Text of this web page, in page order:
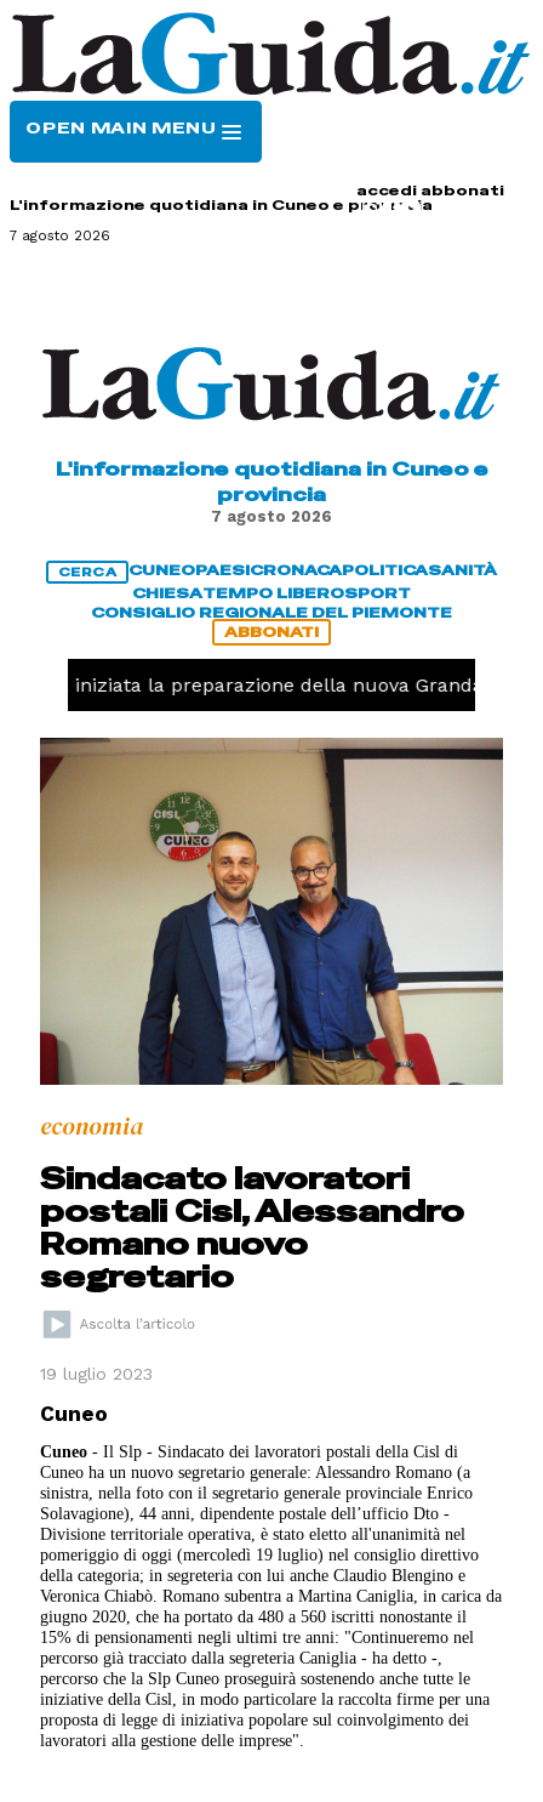
OPEN MAIN MENU
accedi abbonati
L'informazione quotidiana in Cuneo e provincia
7 agosto 2026
L'informazione quotidiana in Cuneo e
provincia
7 agosto 2026
CERCA CUNEOPAESICRONACAPOLITICASANITÀ
CHIESATEMPO LIBEROSPORT
CONSIGLIO REGIONALE DEL PIEMONTE
ABBONATI
iniziata la preparazione della nuova Granda Volley
economia
Sindacato lavoratori
postali Cisl, Alessandro
Romano nuovo
segretario
19 luglio 2023
Cuneo
Cuneo - Il Slp - Sindacato dei lavoratori postali della Cisl di
Cuneo ha un nuovo segretario generale: Alessandro Romano (a
sinistra, nella foto con il segretario generale provinciale Enrico
Solavagione), 44 anni, dipendente postale dell’ufficio Dto -
Divisione territoriale operativa, è stato eletto all'unanimità nel
pomeriggio di oggi (mercoledì 19 luglio) nel consiglio direttivo
della categoria; in segreteria con lui anche Claudio Blengino e
Veronica Chiabò. Romano subentra a Martina Caniglia, in carica da
giugno 2020, che ha portato da 480 a 560 iscritti nonostante il
15% di pensionamenti negli ultimi tre anni: "Continueremo nel
percorso già tracciato dalla segreteria Caniglia - ha detto -,
percorso che la Slp Cuneo proseguirà sostenendo anche tutte le
iniziative della Cisl, in modo particolare la raccolta firme per una
proposta di legge di iniziativa popolare sul coinvolgimento dei
lavoratori alla gestione delle imprese".